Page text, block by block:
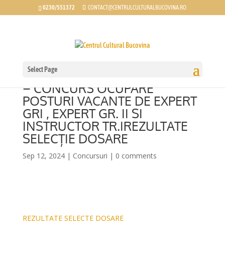
0230/551372 CONTACT@CENTRULCULTURALBUCOVINA.RO
Select Page
REZULTATE SELECȚIE DOSARE
– CONCURS OCUPARE
POSTURI VACANTE DE EXPERT
GRI , EXPERT GR. II SI
INSTRUCTOR TR.IREZULTATE
SELECȚIE DOSARE
Sep 12, 2024| Concursuri | 0 comments
REZULTATE SELECTE DOSARE